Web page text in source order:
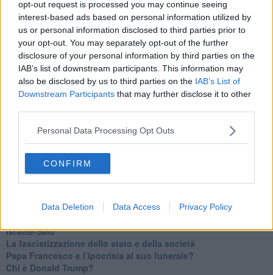
opt-out request is processed you may continue seeing
interest-based ads based on personal information utilized by
us or personal information disclosed to third parties prior to
your opt-out. You may separately opt-out of the further
disclosure of your personal information by third parties on the
IAB’s list of downstream participants. This information may
also be disclosed by us to third parties on the IAB’s List of
Downstream Participants that may further disclose it to other
Personal Data Processing Opt Outs
CONFIRM
Data Deletion Data Access Privacy Policy
​Un chiarimento, Chris Hedges e qualche domanda
Il velleitarismo di Trump, dell’UE e di Darwin
​Karen Horney e il ponte sullo Stretto
​I bulli vanno isolati
L’invertebrata von der Leyen e il Lula-risk
Trump soffre, la Corte dell'Aia è viva
​Il Nobel per la pace a Trump o all’Albanese? Questo è il
problema!
​Alessandro Orsini e la tetrade oscura del sionismo
Americanismo" (4^ parte)
​Il terrore di Netanyahu e la strategia della tensione
Il mito della democratica Israele (prima parte)
​Finale di partita?
​Il voto del referendum e i due genocidi
Tu vuo’ fa l’americano con la legge spara-tutto!
Israele-Salò
​La fascistizzazione dello stato e della società
Papa Francesco e l’ipocrisia al suo funerale?
​Chi è Donald Trump?